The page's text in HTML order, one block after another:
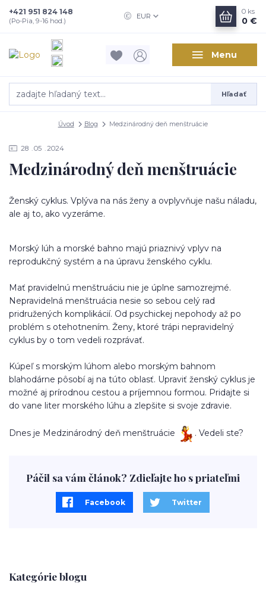
Menu
EUR
Hľadať
+421 951 824 148
(Po-Pia, 9-16 hod.)
0 ks
0 €
Úvod Blog Medzinárodný deň menštruácie
Kategórie blogu
28 05 2024
Medzinárodný deň menštruácie
Ženský cyklus. Vplýva na nás ženy a ovplyvňuje našu náladu,
ale aj to, ako vyzeráme.
Morský lúh a morské bahno majú priaznivý vplyv na
reprodukčný systém a na úpravu ženského cyklu.
Mať pravidelnú menštruáciu nie je úplne samozrejmé.
Nepravidelná menštruácia nesie so sebou celý rad
pridružených komplikácií. Od psychickej nepohody až po
problém s otehotnením. Ženy, ktoré trápi nepravidelný
cyklus by o tom vedeli rozprávať.
Kúpeľ s morským lúhom alebo morským bahnom
blahodárne pôsobí aj na túto oblasť. Upraviť ženský cyklus je
možné aj prírodnou cestou a príjemnou formou. Pridajte si
do vane liter morského lúhu a zlepšite si svoje zdravie.
Dnes je Medzinárodný deň menštruácie . Vedeli ste?
Páčil sa vám článok? Zdieľajte ho s priateľmi
Facebook Twitter